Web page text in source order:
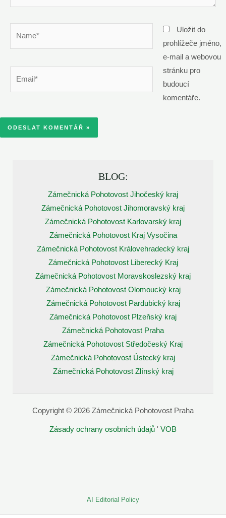
Uložit do
prohlížeče jméno,
e-mail a webovou
stránku pro
budoucí
komentáře.
BLOG:
Zámečnická Pohotovost Jihočeský kraj
Zámečnická Pohotovost Jihomoravský kraj
Zámečnická Pohotovost Karlovarský kraj
Zámečnická Pohotovost Kraj Vysočina
Zámečnická Pohotovost Královehradecký kraj
Zámečnická Pohotovost Liberecký Kraj
Zámečnická Pohotovost Moravskoslezský kraj
Zámečnická Pohotovost Olomoucký kraj
Zámečnická Pohotovost Pardubický kraj
Zámečnická Pohotovost Plzeňský kraj
Zámečnická Pohotovost Praha
Zámečnická Pohotovost Středočeský Kraj
Zámečnická Pohotovost Ústecký kraj
Zámečnická Pohotovost Zlínský kraj
Copyright © 2026 Zámečnická Pohotovost Praha
Zásady ochrany osobních údajů ' VOB
AI Editorial Policy